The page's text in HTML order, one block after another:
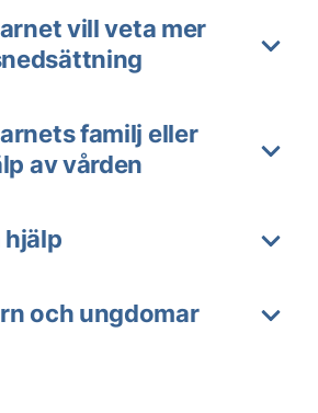
vill veta mer
familj eller
av vården
hjälp
och ungdomar